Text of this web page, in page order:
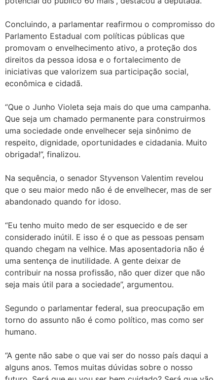
Concluindo, a parlamentar reafirmou o compromisso do
Parlamento Estadual com políticas públicas que
promovam o envelhecimento ativo, a proteção dos
direitos da pessoa idosa e o fortalecimento de
iniciativas que valorizem sua participação social,
econômica e cidadã.
“Que o Junho Violeta seja mais do que uma campanha.
Que seja um chamado permanente para construirmos
uma sociedade onde envelhecer seja sinônimo de
respeito, dignidade, oportunidades e cidadania. Muito
obrigada!”, finalizou.
Na sequência, o senador Styvenson Valentim revelou
que o seu maior medo não é de envelhecer, mas de ser
abandonado quando for idoso.
“Eu tenho muito medo de ser esquecido e de ser
considerado inútil. E isso é o que as pessoas pensam
quando chegam na velhice. Mas aposentadoria não é
uma sentença de inutilidade. A gente deixar de
contribuir na nossa profissão, não quer dizer que não
seja mais útil para a sociedade”, argumentou.
Segundo o parlamentar federal, sua preocupação em
torno do assunto não é como político, mas como ser
humano.
“A gente não sabe o que vai ser do nosso país daqui a
alguns anos. Temos muitas dúvidas sobre o nosso